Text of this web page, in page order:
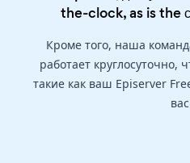
the-clock, as is the
Кроме того, наша
работает
такие как ваш Episerver